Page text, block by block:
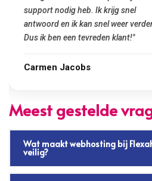
james van oranje
Meest gestelde
Wat maakt webhosting bij
veilig?